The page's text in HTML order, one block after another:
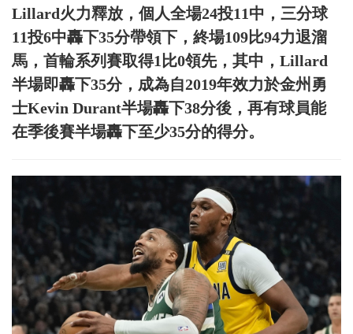
Lillard火力釋放，個人全場24投11中，三分球
11投6中轟下35分帶領下，終場109比94力退溜
馬，首輪系列賽取得1比0領先，其中，Lillard
半場即轟下35分，成為自2019年效力於金州勇
士Kevin Durant半場轟下38分後，再有球員能
在季後賽半場轟下至少35分的得分。